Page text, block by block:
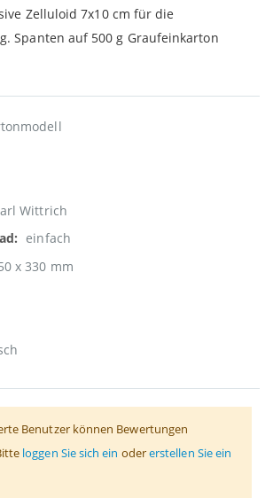
Zelluloid 7x10 cm für die
Spanten auf 500 g Graufeinkarton
Wittrich
einfach
x 330 mm
Benutzer können Bewertungen
loggen Sie sich ein odererstellen Sie ein